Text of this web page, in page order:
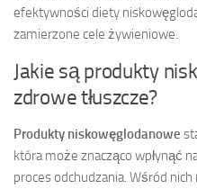
efektywności diety
zamierzone cele żywieniowe.
Jakie są produkty
zdrowe tłuszcze?
Produkty niskowęglodanowe
która może znacząco wpłynąć
proces odchudzania. Wśród